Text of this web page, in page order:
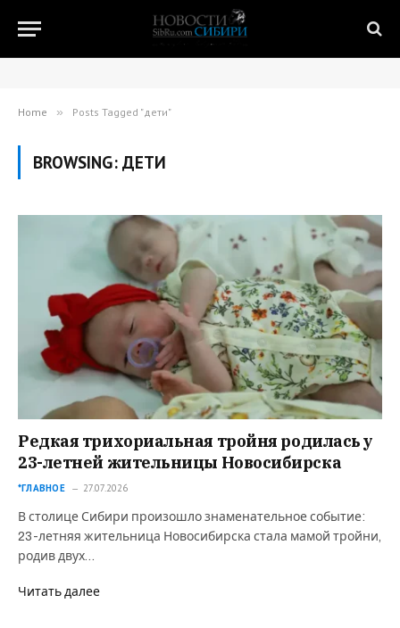
Home » Posts Tagged "дети"
BROWSING: ДЕТИ
Редкая трихориальная тройня родилась у
23-летней жительницы Новосибирска
*ГЛАВНОЕ 27.07.2026
В столице Сибири произошло знаменательное событие:
23-летняя жительница Новосибирска стала мамой тройни,
родив двух…
Читать далее